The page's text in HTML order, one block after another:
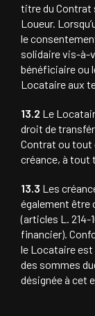
titre du Contrat
Loueur.
le
solidaire vis-à-
bénéficiaire ou
Locataire aux
13.2 Le
droit de
Contrat ou tout
créance, à tout
13.3 Les
également être
(articles L. 214-
financier).
le Locataire
des sommes
désignée à cet